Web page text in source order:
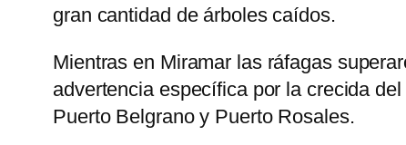
gran cantidad de árboles caídos.
Mientras en Miramar las ráfagas
advertencia específica por la crecida
Puerto Belgrano y Puerto Rosales.